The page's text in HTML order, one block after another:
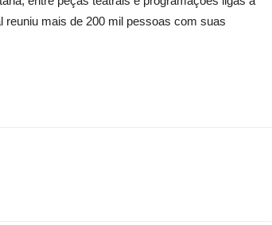
mais de 200 mil pessoas com suas